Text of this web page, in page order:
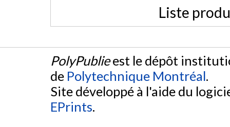
Liste
PolyPublieest le dépôt
de Polytechnique Montréal.
Site développé à l'aide du
EPrints.